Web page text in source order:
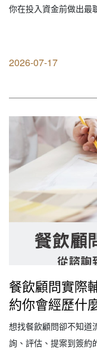
你在投入資金前做出最
2026-07-17
餐飲顧問實際
約你會經歷什
想找餐飲顧問卻不知道
詢、評估、提案到簽約